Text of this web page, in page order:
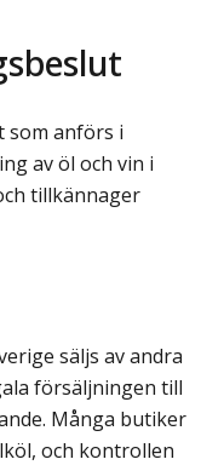
som anförs i
av öl och vin i
tillkännager
säljs av andra
försäljningen till
Många butiker
och kontrollen